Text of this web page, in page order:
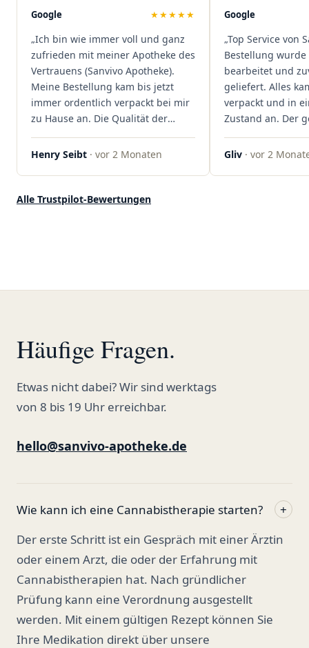
Mal viel Zeit spart. Man merkt,
Kundenzufriedenheit an erster
Stelle stehen. Vielen Dank an das
Team von Sanvivo – ich bin
rundum begeistert!"
Google ★★★★★
„Ich bin wie immer voll und ganz
zufrieden mit meiner Apotheke des
Vertrauens (Sanvivo Apotheke).
Meine Bestellung kam bis jetzt
immer ordentlich verpackt bei mir
zu Hause an. Die Qualität der
Blüten ist auch immer auf einem
hohen Niveau, die Auswahl ist
ordentlich gelagert, ich hatte nur
Henry Seibt · vor 2 Monaten
Google
„Top Service von
Bestellung wurde
bearbeitet und
geliefert. Alles
verpackt und in
Zustand an. Der
war
professionell.
Gliv · vor 2
Alle Trustpilot-Bewertungen
Häufige Fragen.
Etwas nicht dabei? Wir sind werktags
von 8 bis 19 Uhr erreichbar.
hello@sanvivo-apotheke.de
Wie kann ich eine Cannabistherapie starten?
+
Der erste Schritt ist ein Gespräch mit einer Ärztin
oder einem Arzt, die oder der Erfahrung mit
Cannabistherapien hat. Nach gründlicher
Prüfung kann eine Verordnung ausgestellt
werden. Mit einem gültigen Rezept können Sie
Ihre Medikation direkt über unsere